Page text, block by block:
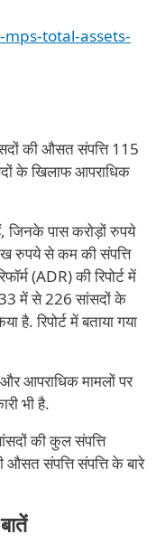
total-assets-
की औसत संपत्ति 115
के खिलाफ आपराधिक
जिनके पास करोड़ों रुपये
रुपये से कम की संपत्ति
(ADR) की रिपोर्ट में
में से 226 सांसदों के
है. रिपोर्ट में बताया गया
आपराधिक मामलों पर
भी है.
की कुल संपत्ति
संपत्ति संपत्ति के बारे